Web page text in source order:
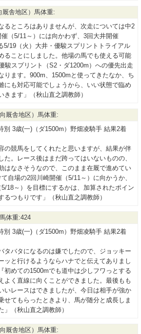
厩舎地区）馬体重:
るところはありませんが、次走については中2
（5/11～）には向かわず、3回大井開催
5/19（火）大井・優駿スプリントトライアル
ることにしました。他場の馬でも使える可能
駿スプリント（S2・ダ1200m）への優先出走
ります。900m、1500mと使ってきたなか、ち
にも対応可能でしょうから、いい状態で臨め
きます」（秋山直之調教師）
厩舎地区）馬体重:
3歳(一)（ダ1500m）野畑凌騎手 結果2着
の競馬をしてくれたと思いますが、結果が伴
た。レース後はまだ跨ってはいないものの、
はなさそうなので、このまま在厩で進めてい
自場の2回川崎開催（5/11～）に向かうか、
18～）を目標にするかは、加算されたポイン
るつもりです」（秋山直之調教師）
体重:424
3歳(一)（ダ1500m）野畑凌騎手 結果2着
タバタになるのは嫌でしたので、ジョッキー
ッと行けるようならハナでと伝えてありまし
初めての1500mでも道中は少しフワっとする
よく直線に向くことができました。最後もも
いレースはできましたが、今日は相手が強か
せてもらったときより、馬が随分と成長しま
」（秋山直之調教師）
厩舎地区）馬体重: